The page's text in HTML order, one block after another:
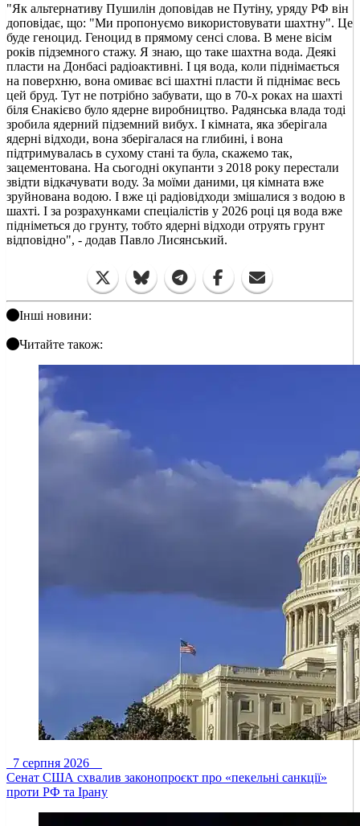
"Як альтернативу Пушилін доповідав не Путіну, уряду РФ він
доповідає, що: "Ми пропонуємо використовувати шахтну". Це
буде геноцид. Геноцид в прямому сенсі слова. В мене вісім
років підземного стажу. Я знаю, що таке шахтна вода. Деякі
пласти на Донбасі радіоактивні. І ця вода, коли піднімається
на поверхню, вона омиває всі шахтні пласти й піднімає весь
цей бруд. Тут не потрібно забувати, що в 70-х роках на шахті
біля Єнакієво було ядерне виробництво. Радянська влада тоді
зробила ядерний підземний вибух. І кімната, яка зберігала
ядерні відходи, вона зберігалася на глибині, і вона
підтримувалась в сухому стані та була, скажемо так,
зацементована. На сьогодні окупанти з 2018 року перестали
звідти відкачувати воду. За моїми даними, ця кімната вже
зруйнована водою. І вже ці радіовідходи змішалися з водою в
шахті. І за розрахунками спеціалістів у 2026 році ця вода вже
підніметься до грунту, тобто ядерні відходи отруять грунт
відповідно", - додав Павло Лисянський.
Інші новини:
Читайте також:
7 серпня 2026
Сенат США схвалив законопроєкт про «пекельні санкції»
проти РФ та Ірану